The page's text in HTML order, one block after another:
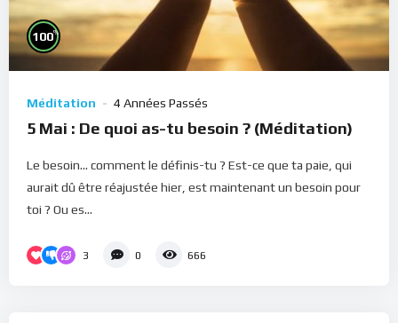
100%
Méditation 4 Années Passés
5 Mai : De quoi as-tu besoin ? (Méditation)
Le besoin... comment le définis-tu ? Est-ce que ta paie, qui
aurait dû être réajustée hier, est maintenant un besoin pour
toi ? Ou es...
3 0 666